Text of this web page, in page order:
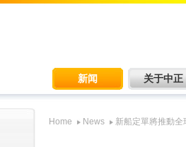
新闻 关于中正
Home News 新船定單將推動